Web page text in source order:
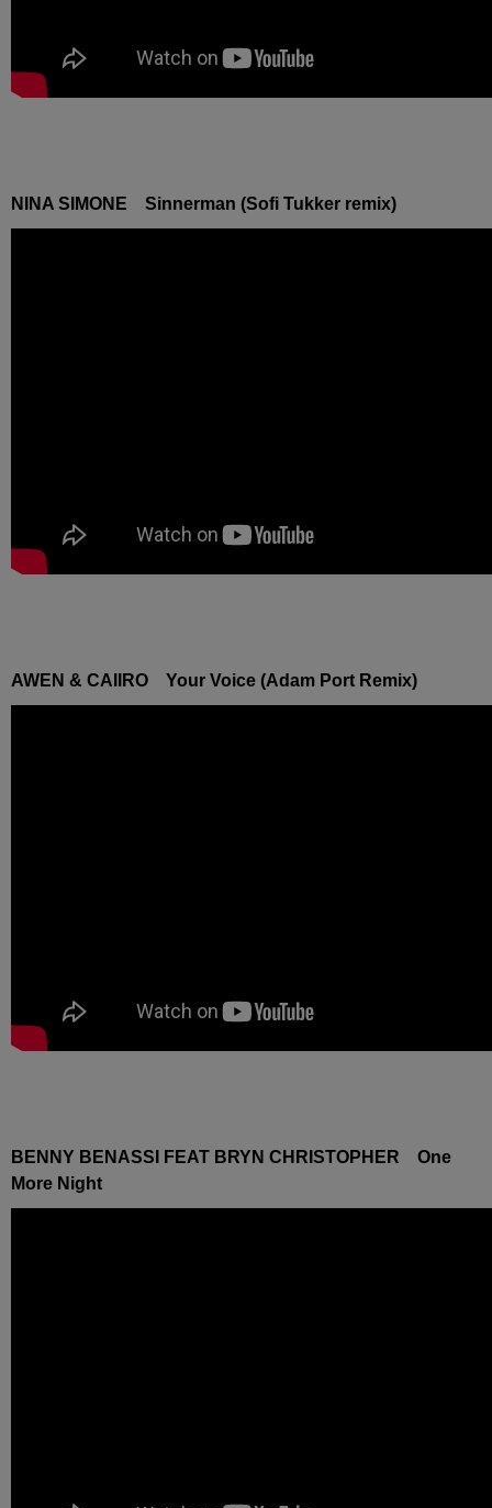
NINA SIMONE Sinnerman (Sofi Tukker remix)
AWEN & CAIIRO Your Voice (Adam Port Remix)
BENNY BENASSI FEAT BRYN CHRISTOPHER One
More Night